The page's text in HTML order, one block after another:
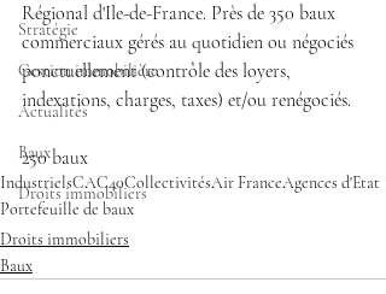
Stratégie
Gestion immobilière
Actualités
Baux
Droits immobiliers
Régional d'Ile-de-France. Près de 350 baux
commerciaux gérés au quotidien ou négociés
ponctuellement (contrôle des loyers,
indexations, charges, taxes) et/ou renégociés.
250 baux
IndustrielsCAC40CollectivitésAir FranceAgences d'Etat
Portefeuille de baux
Droits immobiliers
Baux